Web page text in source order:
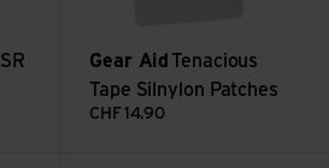
Gear Aid Tenacious
Tape Silnylon Patches
CHF 14.90